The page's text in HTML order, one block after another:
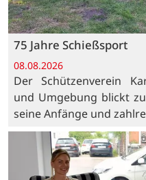
75 Jahre Schießsport
08.08.2026
Der Schützenverein
und Umgebung blickt
seine Anfänge und